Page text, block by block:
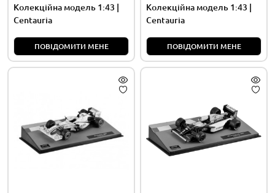
Колекційна модель 1:43 |
Centauria
ПОВІДОМИТИ МЕНЕ
Колекційна модель 1:43 |
Centauria
ПОВІДОМИТИ МЕНЕ